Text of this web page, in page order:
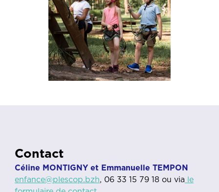
Contact
Céline MONTIGNY et Emmanuelle TEMPON
enfance@plescop.bzh, 06 33 15 79 18 ou via le